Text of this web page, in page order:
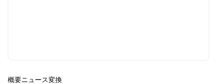
概要ニュース変換